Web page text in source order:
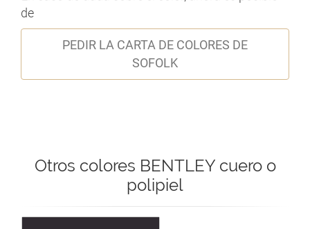
de
PEDIR LA CARTA DE COLORES DE
SOFOLK
Otros colores BENTLEY cuero o
polipiel